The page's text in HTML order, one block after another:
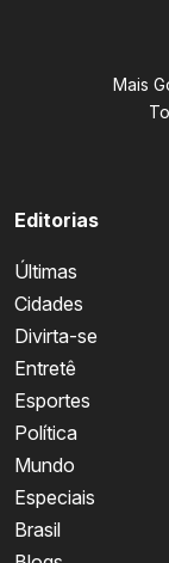
Mais
Editorias
Últimas
Cidades
Divirta-se
Entretê
Esportes
Política
Mundo
Especiais
Brasil